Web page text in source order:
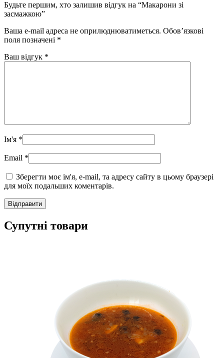
Будьте першим, хто залишив відгук на “Макарони зі
засмажкою”
Ваша e-mail адреса не оприлюднюватиметься. Обов’язкові
поля позначені *
Ваш відгук *
Ім'я *
Email *
Зберегти моє ім'я, e-mail, та адресу сайту в цьому браузері
для моїх подальших коментарів.
Супутні товари